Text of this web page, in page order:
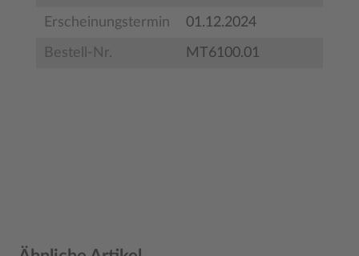
Erscheinungstermin 01.12.2024
Bestell-Nr. MT6100.01
Produktgalerie überspringen